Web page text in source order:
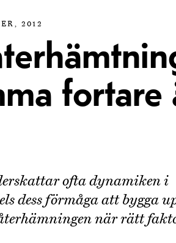
2012
fortare
ofta dynamiken i
dess förmåga att bygga
när rätt